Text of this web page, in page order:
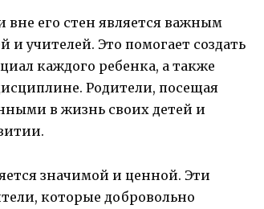
вне его стен является важным
учителей. Это помогает создать
каждого ребенка, а также
Родители, посещая
в жизнь своих детей и
значимой и ценной. Эти
которые добровольно